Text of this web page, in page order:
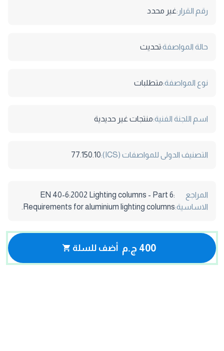
رقم القرار:غير محدد
حالة المواصفة:تحديث
نوع المواصفة:متطلبات
اسم اللجنة الفنية:منتجات غير حديدية
التصنيف الدولى للمواصفات (ICS): 77.150.10
المراجع
الاساسية:
EN 40-6:2002 Lighting columns - Part 6:
Requirements for aluminium lighting columns.
400 ج.م أضف للسلة